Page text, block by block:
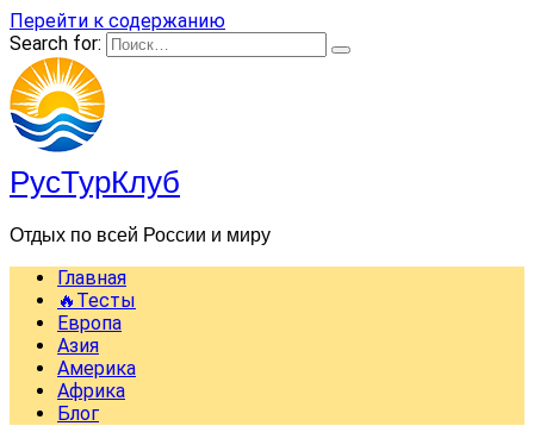
Перейти к содержанию
Search for:
РусТурКлуб
Отдых по всей России и миру
Главная
🔥Тесты
Европа
Азия
Америка
Африка
Блог